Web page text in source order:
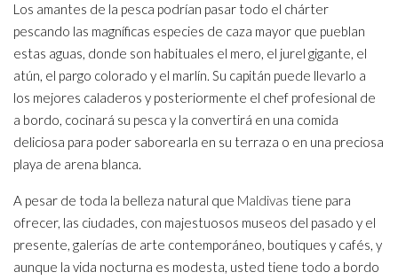
Los amantes de la pesca podrían pasar todo el chárter
pescando las magníficas especies de caza mayor que pueblan
estas aguas, donde son habituales el mero, el jurel gigante, el
atún, el pargo colorado y el marlín. Su capitán puede llevarlo a
los mejores caladeros y posteriormente el chef profesional de
a bordo, cocinará su pesca y la convertirá en una comida
deliciosa para poder saborearla en su terraza o en una preciosa
playa de arena blanca.
A pesar de toda la belleza natural que Maldivas tiene para
ofrecer, las ciudades, con majestuosos museos del pasado y el
presente, galerías de arte contemporáneo, boutiques y cafés, y
aunque la vida nocturna es modesta, usted tiene todo a bordo